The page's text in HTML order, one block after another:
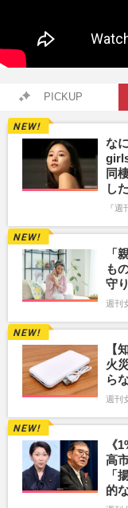
PICKUP
な
同
し
『
「
も
守
週刊
【
火
ら
週刊
《
高
「
的